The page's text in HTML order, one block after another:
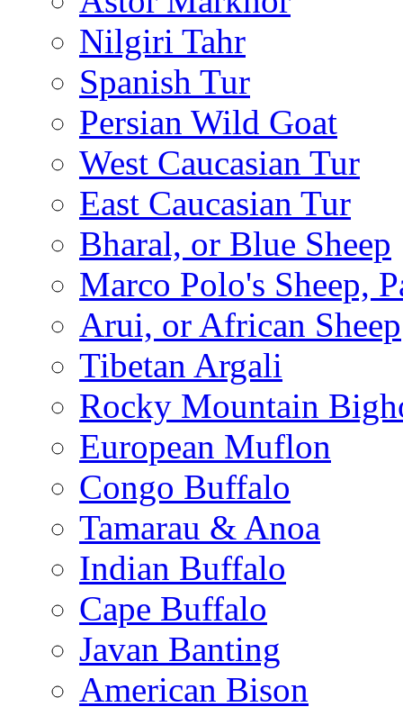
Nilgiri Tahr
Spanish Tur
Persian Wild Goat
West Caucasian Tur
East Caucasian Tur
Bharal, or Blue Sheep
Marco Polo's Sheep,
Arui, or African Sheep
Tibetan Argali
Rocky Mountain
European Muflon
Congo Buffalo
Tamarau & Anoa
Indian Buffalo
Cape Buffalo
Javan Banting
American Bison